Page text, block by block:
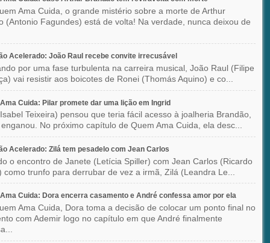
Ama Cuida, o grande mistério sobre a morte de Arthur
(Antonio Fagundes) está de volta! Na verdade, nunca deixou de
Acelerado: João Raul recebe convite irrecusável
por uma fase turbulenta na carreira musical, João Raul (Filipe
vai resistir aos boicotes de Ronei (Thomás Aquino) e co...
Cuida: Pilar promete dar uma lição em Ingrid
Teixeira) pensou que teria fácil acesso à joalheria Brandão,
No próximo capítulo de Quem Ama Cuida, ela desc...
Acelerado: Zilá tem pesadelo com Jean Carlos
o encontro de Janete (Letícia Spiller) com Jean Carlos (Ricardo
como trunfo para derrubar de vez a irmã, Zilá (Leandra Le...
Cuida: Dora encerra casamento e André confessa amor por ela
Ama Cuida, Dora toma a decisão de colocar um ponto final no
com Ademir logo no capítulo em que André finalmente